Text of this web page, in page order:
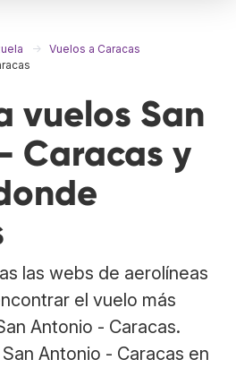
Vuelos a Caracas
vuelos San
Caracas y
las webs de aerolíneas
el vuelo más
Antonio - Caracas.
Antonio - Caracas en